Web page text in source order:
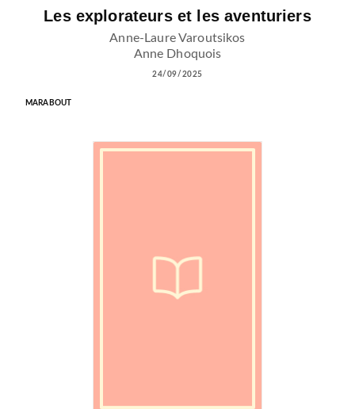
Les explorateurs et les aventuriers
Anne-Laure Varoutsikos
Anne Dhoquois
24/09/2025
MARABOUT